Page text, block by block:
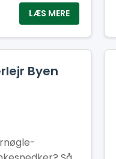
sikrer, at
om
LÆS MERE
Byen